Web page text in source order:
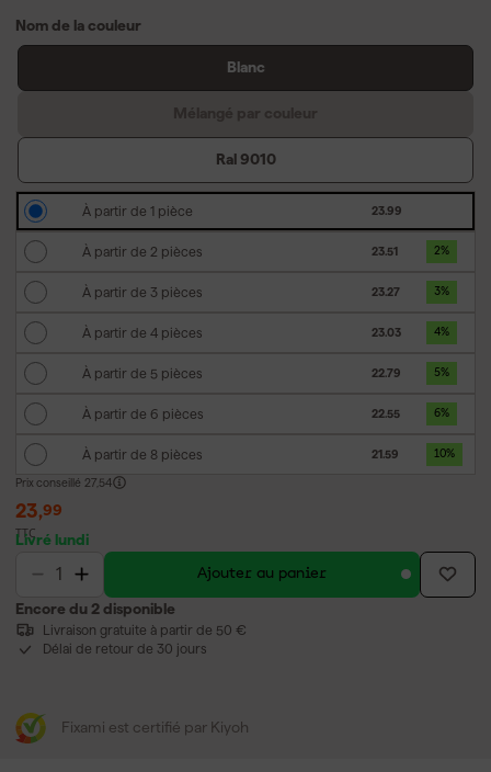
Nom de la couleur
Blanc
Ral 9010
À partir de 1 pièce 23.99
À partir de 2 pièces 23.51 2%
À partir de 3 pièces 23.27 3%
À partir de 4 pièces 23.03 4%
À partir de 5 pièces 22.79 5%
À partir de 6 pièces 22.55 6%
À partir de 8 pièces 21.59 10%
Prix conseillé 27,54
23,99
TTC
Livré lundi
Ajouter au panier
Encore du 2 disponible
Livraison gratuite à partir de 50 €
Délai de retour de 30 jours
Fixami est certifié par Kiyoh